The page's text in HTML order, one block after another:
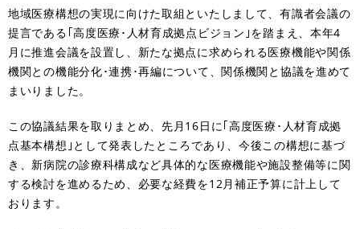
地域医療構想の実現に向けた取組といたしまして、有識者会議の
提言である｢高度医療･人材育成拠点ビジョン｣を踏まえ、本年4
月に推進会議を設置し、新たな拠点に求められる医療機能や関係
機関との機能分化･連携･再編について、関係機関と協議を進めて
まいりました。
この協議結果を取りまとめ、先月16日に｢高度医療･人材育成拠
点基本構想｣として発表したところであり、今後この構想に基づ
き、新病院の診療科構成など具体的な医療機能や施設整備等に関
する検討を進めるため、必要な経費を12月補正予算に計上して
おります。